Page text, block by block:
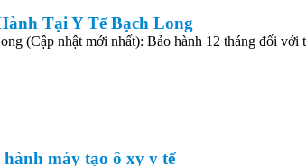
Tại Y Tế Bạch Long
(Cập nhật mới nhất): Bảo hành 12 tháng đối với
máy tạo ô xy y tế